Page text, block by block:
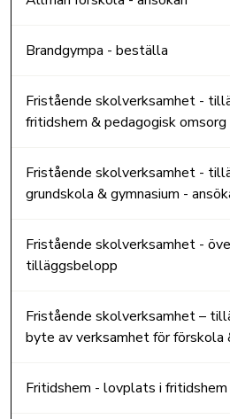
Brandgympa - beställa
Fristående skolverksamhet -
fritidshem & pedagogisk omsorg
Fristående skolverksamhet -
grundskola & gymnasium -
Fristående skolverksamhet -
tilläggsbelopp
Fristående skolverksamhet –
byte av verksamhet för förskola
Fritidshem - lovplats i fritidshem